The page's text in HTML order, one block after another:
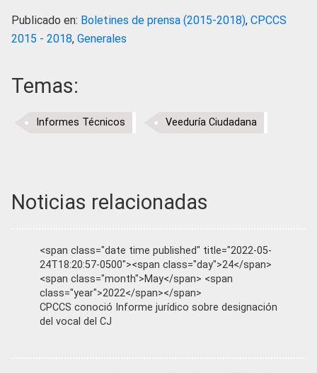
Publicado en: Boletines de prensa (2015-2018), CPCCS
2015 - 2018, Generales
Temas:
Informes Técnicos Veeduría Ciudadana
Noticias relacionadas
<span class="date time published" title="2022-05-
24T18:20:57-0500"><span class="day">24</span>
<span class="month">May</span> <span
class="year">2022</span></span>
CPCCS conoció Informe jurídico sobre designación
del vocal del CJ